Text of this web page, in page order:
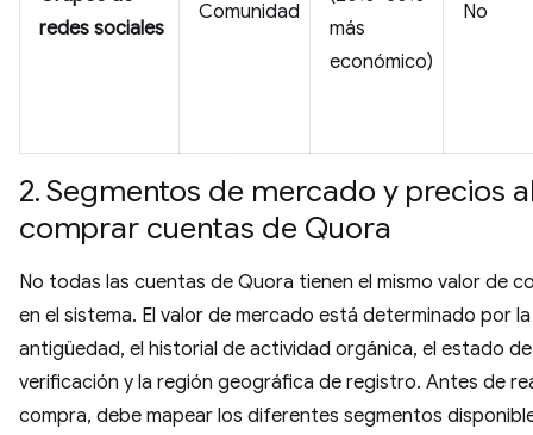
redes sociales
Comunidad
más
económico)
No
2. Segmentos de mercado y precios
comprar cuentas de Quora
No todas las cuentas de Quora tienen el mismo valor de
en el sistema. El valor de mercado está determinado por la
antigüedad, el historial de actividad orgánica, el estado de
verificación y la región geográfica de registro. Antes de
compra, debe mapear los diferentes segmentos